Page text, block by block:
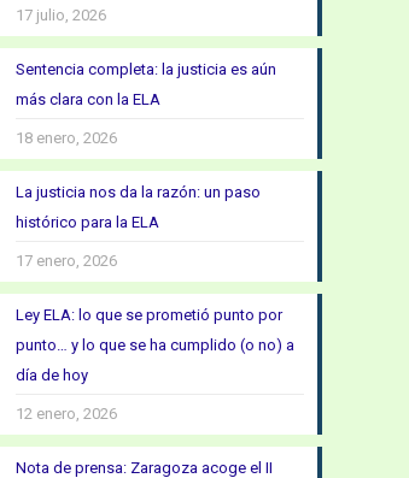
17 julio, 2026
Sentencia completa: la justicia es aún
más clara con la ELA
18 enero, 2026
La justicia nos da la razón: un paso
histórico para la ELA
17 enero, 2026
Ley ELA: lo que se prometió punto por
punto… y lo que se ha cumplido (o no) a
día de hoy
12 enero, 2026
Nota de prensa: Zaragoza acoge el II